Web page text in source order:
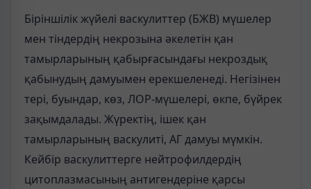
Біріншілік жүйелі васкулиттер (БЖВ) мүшелер
мен тіндердің некрозына әкелетін қан
тамырларының қабырғасындағы некроздық
қабынудың дамуымен ерекшеленеді. Негізінен
тері, буындар, көз, ЛОР-мүшелері, өкпе, бүйрек
зақымдалады. Жүректің, ішек қан
тамырларының васкулиті, АГ дамуы мүмкін.
Кейбір васкулиттерге нейтрофилдердің
цитоплазмасының антигендеріне қарсы